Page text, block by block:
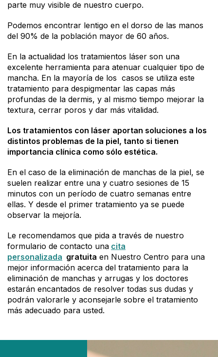
parte muy visible de nuestro cuerpo.
Podemos encontrar lentigo en el dorso de las manos
del 90% de la población mayor de 60 años.
En la actualidad los tratamientos láser son una
excelente herramienta para atenuar cualquier tipo de
mancha. En la mayoría de los casos se utiliza este
tratamiento para despigmentar las capas más
profundas de la dermis, y al mismo tiempo mejorar la
textura, cerrar poros y dar más vitalidad.
Los tratamientos con láser aportan soluciones a los
distintos problemas de la piel, tanto si tienen
importancia clínica como sólo estética.
En el caso de la eliminación de manchas de la piel, se
suelen realizar entre una y cuatro sesiones de 15
minutos con un período de cuatro semanas entre
ellas. Y desde el primer tratamiento ya se puede
observar la mejoría.
Le recomendamos que pida a través de nuestro
formulario de contacto una cita
personalizada gratuita en Nuestro Centro para una
mejor información acerca del tratamiento para la
eliminación de manchas y arrugas y los doctores
estarán encantados de resolver todas sus dudas y
podrán valorarle y aconsejarle sobre el tratamiento
más adecuado para usted.